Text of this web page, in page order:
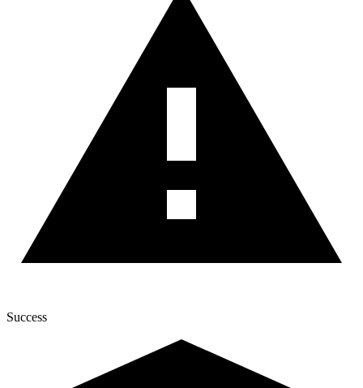
Success